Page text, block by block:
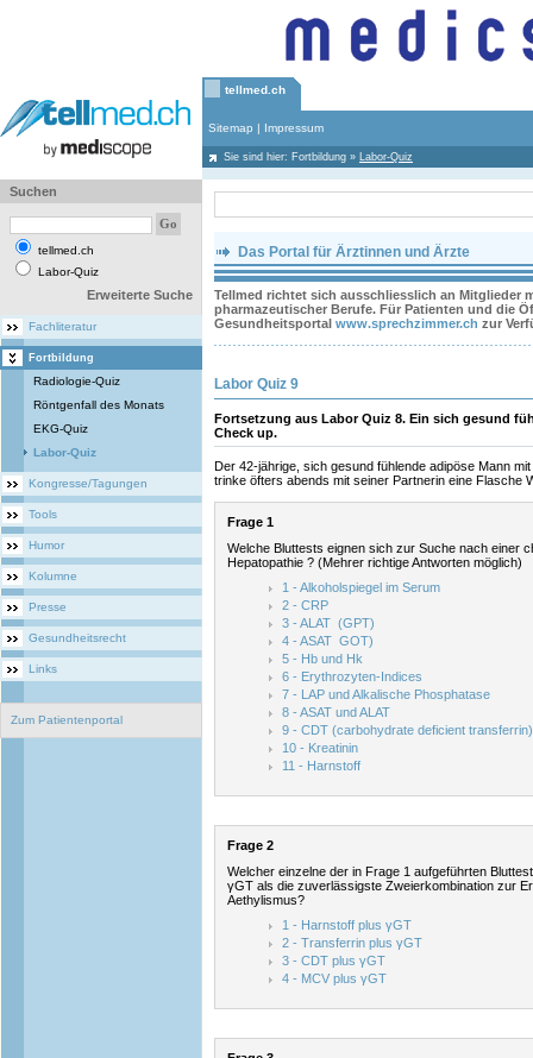
tellmed.ch
Sitemap | Impressum
Sie sind hier: Fortbildung » Labor-Quiz
Suchen
tellmed.ch
Labor-Quiz
Erweiterte Suche
Fachliteratur
Fortbildung
Radiologie-Quiz
Röntgenfall des Monats
EKG-Quiz
Labor-Quiz
Kongresse/Tagungen
Tools
Humor
Kolumne
Presse
Gesundheitsrecht
Links
Zum Patientenportal
Das Portal für Ärztinnen und Ärzte
Tellmed richtet sich ausschliesslich an Mitglieder
pharmazeutischer Berufe. Für Patienten und die
Gesundheitsportal www.sprechzimmer.ch zur
Labor Quiz 9
Fortsetzung aus Labor Quiz 8. Ein sich gesund
Check up.
Der 42-jährige, sich gesund fühlende adipöse Mann
trinke öfters abends mit seiner Partnerin eine Flasche
Frage 1
Welche Bluttests eignen sich zur Suche nach einer
Hepatopathie ? (Mehrer richtige Antworten möglich)
1 - Alkoholspiegel im Serum
2 - CRP
3 - ALAT (GPT)
4 - ASAT GOT)
5 - Hb und Hk
6 - Erythrozyten-Indices
7 - LAP und Alkalische Phosphatase
8 - ASAT und ALAT
9 - CDT (carbohydrate deficient transferrin)
10 - Kreatinin
11 - Harnstoff
Frage 2
Welcher einzelne der in Frage 1 aufgeführten
γGT als die zuverlässigste Zweierkombination zur
Aethylismus?
1 - Harnstoff plus γGT
2 - Transferrin plus γGT
3 - CDT plus γGT
4 - MCV plus γGT